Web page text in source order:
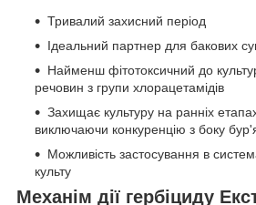
Тривалий захисний період
Ідеальний партнер для бакових
Найменш фітотоксичний до
речовин з групи хлорацетамідів
Захищає культуру на ранніх
виключаючи конкуренцію з боку
Можливість застосування в
культу
Механім дії гербіциду